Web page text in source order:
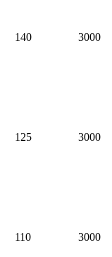
140 3000
125 3000
110 3000